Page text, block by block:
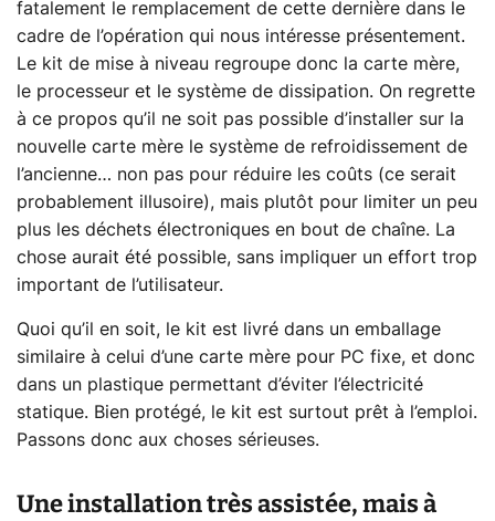
fatalement le remplacement de cette dernière dans le
cadre de l’opération qui nous intéresse présentement.
Le kit de mise à niveau regroupe donc la carte mère,
le processeur et le système de dissipation. On regrette
à ce propos qu’il ne soit pas possible d’installer sur la
nouvelle carte mère le système de refroidissement de
l’ancienne… non pas pour réduire les coûts (ce serait
probablement illusoire), mais plutôt pour limiter un peu
plus les déchets électroniques en bout de chaîne. La
chose aurait été possible, sans impliquer un effort trop
important de l’utilisateur.
Quoi qu’il en soit, le kit est livré dans un emballage
similaire à celui d’une carte mère pour PC fixe, et donc
dans un plastique permettant d’éviter l’électricité
statique. Bien protégé, le kit est surtout prêt à l’emploi.
Passons donc aux choses sérieuses.
Une installation très assistée, mais à